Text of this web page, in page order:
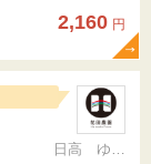
2,160 円
日高 ゆかり